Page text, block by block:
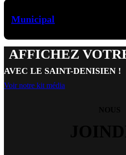
Municipal
AFFICHEZ
AVEC LE SAINT-DENISIEN !
Voir notre kit média